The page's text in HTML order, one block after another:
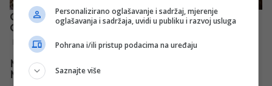
Personalizirano oglašavanje i sadržaj, mjerenje
oglašavanja i sadržaja, uvidi u publiku i razvoj usluga
Pohrana i/ili pristup podacima na uređaju
Saznajte više